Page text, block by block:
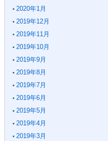
2020年1月
2019年12月
2019年11月
2019年10月
2019年9月
2019年8月
2019年7月
2019年6月
2019年5月
2019年4月
2019年3月